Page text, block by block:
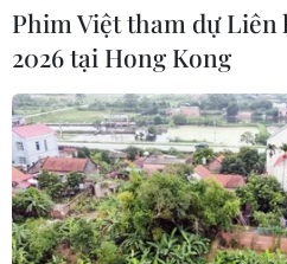
UBS bị phạt 125 triệu USD vì
luật chống rửa tiền
04/08/2026 04:58
Xem
Phim Việt tham dự Liên
2026 tại Hong Kong